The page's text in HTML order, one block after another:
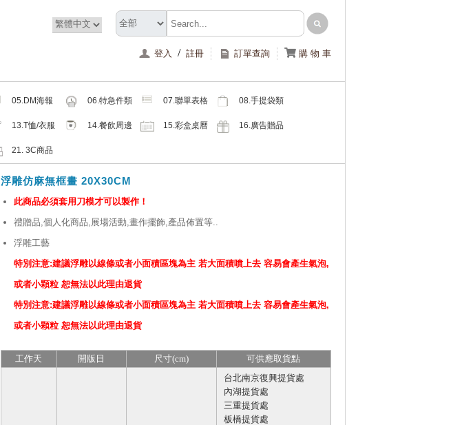
登入 / 註冊 訂單查詢 購 物 車
05.DM海報
06.特急件類
07.聯單表格
08.手提袋類
13.T恤/衣服
帽子配件類
14.餐飲周邊
15.彩盒桌曆
16.廣告贈品
21. 3C商品
浮雕仿麻無框畫 20X30CM
此商品必須套用刀模才可以製作！
禮贈品,個人化商品,展場活動,畫作擺飾,產品佈置等..
浮雕工藝
特別注意:建議浮雕以線條或者小面積區塊為主 若大面積噴上去 容易會產生氣泡,
或者小顆粒 恕無法以此理由退貨
特別注意:建議浮雕以線條或者小面積區塊為主 若大面積噴上去 容易會產生氣泡,
或者小顆粒 恕無法以此理由退貨
工作天 開版日 尺寸(cm) 可供應取貨點
台北南京復興提貨處
內湖提貨處
三重提貨處
板橋提貨處